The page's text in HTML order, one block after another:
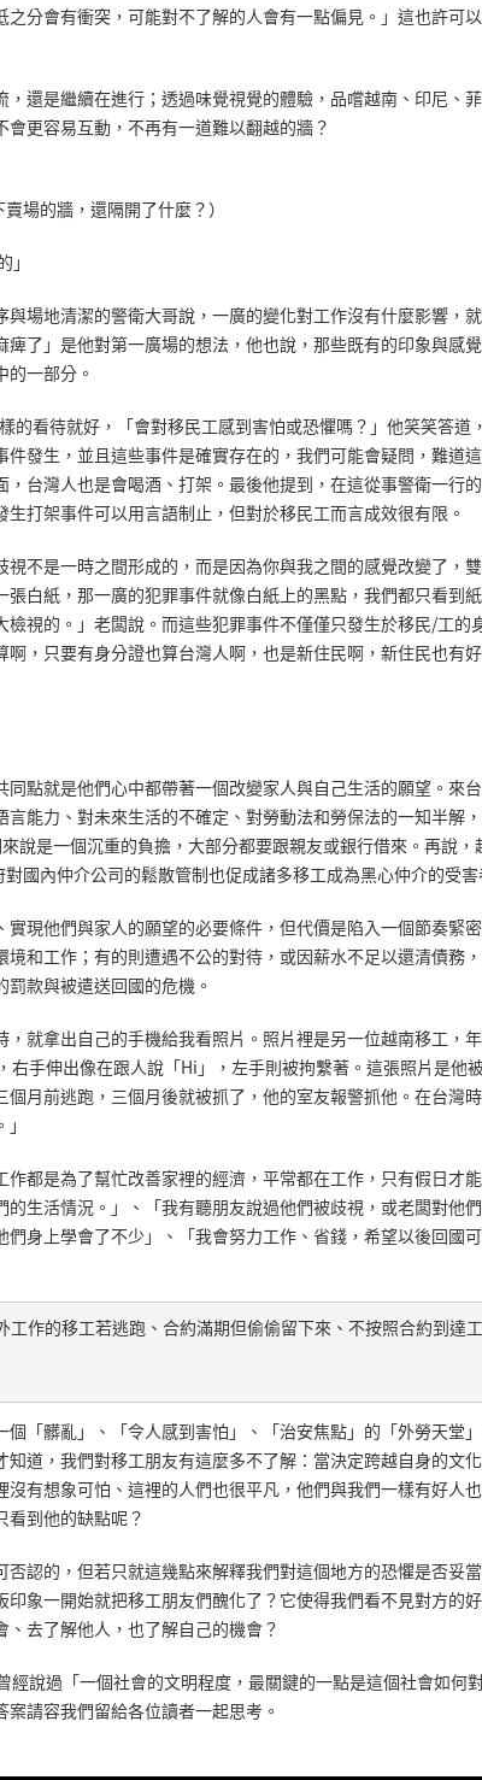
分會有衝突，可能對不了解的人會有一點偏見。」這也許可
還是繼續在進行；透過味覺視覺的體驗，品嚐越南、印尼、
更容易互動，不再有一道難以翻越的牆？
賣場的牆，還隔開了什麼？）
場地清潔的警衛大哥說，一廣的變化對工作沒有什麼影響，
了」是他對第一廣場的想法，他也說，那些既有的印象與感
一部分。
的看待就好，「會對移民工感到害怕或恐懼嗎？」他笑笑答道
發生，並且這些事件是確實存在的，我們可能會疑問，難道
台灣人也是會喝酒、打架。最後他提到，在這從事警衛一行
打架事件可以用言語制止，但對於移民工而言成效很有限。
不是一時之間形成的，而是因為你與我之間的感覺改變了，
白紙，那一廣的犯罪事件就像白紙上的黑點，我們都只看到
視的。」老闆說。而這些犯罪事件不僅僅只發生於移民/工的
，只要有身分證也算台灣人啊，也是新住民啊，新住民也有
點就是他們心中都帶著一個改變家人與自己生活的願望。來
能力、對未來生活的不確定、對勞動法和勞保法的一知半解
說是一個沉重的負擔，大部分都要跟親友或銀行借來。再說，
國內仲介公司的鬆散管制也促成諸多移工成為黑心仲介的受害
現他們與家人的願望的必要條件，但代價是陷入一個節奏緊
和工作；有的則遭遇不公的對待，或因薪水不足以還清債務
款與被遣送回國的危機。
就拿出自己的手機給我看照片。照片裡是另一位越南移工，
手伸出像在跟人說「Hi」，左手則被拘繫著。這張照片是他
月前逃跑，三個月後就被抓了，他的室友報警抓他。在台灣
都是為了幫忙改善家裡的經濟，平常都在工作，只有假日才
生活情況。」、「我有聽朋友說過他們被歧視，或老闆對他
身上學會了不少」、「我會努力工作、省錢，希望以後回國
作的移工若逃跑、合約滿期但偷偷留下來、不按照合約
「髒亂」、「令人感到害怕」、「治安焦點」的「外勞天堂
道，我們對移工朋友有這麼多不了解：當決定跨越自身的文
有想象可怕、這裡的人們也很平凡，他們與我們一樣有好人
看到他的缺點呢？
認的，但若只就這幾點來解釋我們對這個地方的恐懼是否妥
象一開始就把移工朋友們醜化了？它使得我們看不見對方的好
去了解他人，也了解自己的機會？
說過「一個社會的文明程度，最關鍵的一點是這個社會如何
請容我們留給各位讀者一起思考。